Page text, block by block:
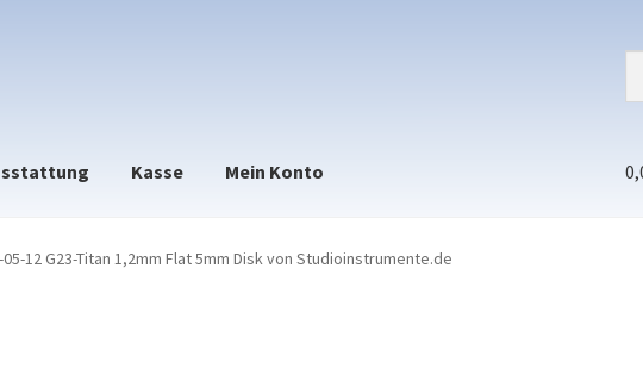
Kasse Mein Konto
05-12 G23-Titan 1,2mm Flat 5mm Disk von Studioinstrumente.de